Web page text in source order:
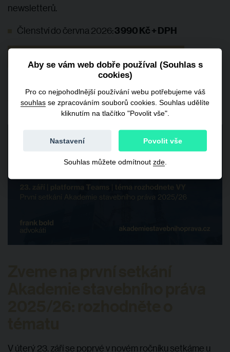
newsletterů.
Členství do června 2026:3 990 Kč + DPH
Early bird cena do konce srpna: sleva 10 %
s kódem LETONSZ
V úterý 23. září se poprvé v novém ročníku setkáme u
Aby se vám web dobře používal (Souhlas s
cookies)
Pro co nejpohodlnější používání webu potřebujeme váš
souhlas se zpracováním souborů cookies. Souhlas udělíte
kliknutím na tlačítko "Povolit vše".
Povolit vše
Nastavení
Souhlas můžete odmítnout zde.